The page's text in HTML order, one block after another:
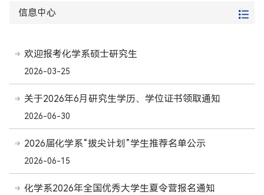
信息中心
欢迎报考化学系硕士研究生
2026-03-25
关于2026年6月研究生学历、学位证书领取通知
2026-06-30
2026届化学系“拔尖计划”学生推荐名单公示
2026-06-15
化学系2026年全国优秀大学生夏令营报名通知